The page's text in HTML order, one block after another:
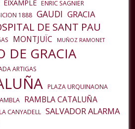
EIXAMPLE ENRIC SAGNIER
1888 GAUDI GRACIA
DE SANT PAU
MONTJUÏC MUÑOZ RAMONET
DE GRACIA
ARTIGAS
PLAZA URQUINAONA
RAMBLA CATALUÑA
CANYADELL SALVADOR ALARMA